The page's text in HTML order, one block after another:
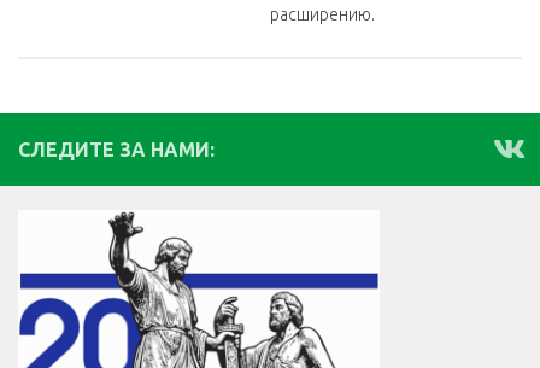
расширению.
СЛЕДИТЕ ЗА НАМИ: